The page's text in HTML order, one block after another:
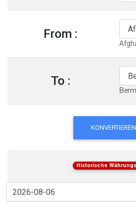
From :
To :
KONVERTIEREN
Historische